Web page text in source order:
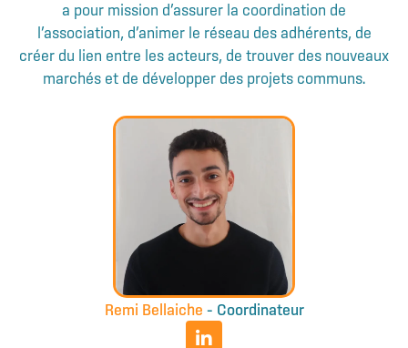
a pour mission d’assurer la coordination de
l’association, d’animer le réseau des adhérents, de
créer du lien entre les acteurs, de trouver des nouveaux
marchés et de développer des projets communs.
Remi Bellaiche – Coordinateur